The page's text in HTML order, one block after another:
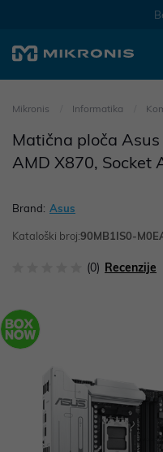
Mikronis Informatika
Matična ploča
AMD X870, Socket
Brand: Asus
Kataloški broj:90MB1IS0-
(0) Recenzije